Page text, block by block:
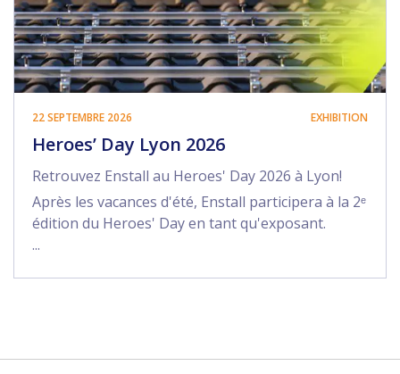
22 SEPTEMBRE 2026 EXHIBITION
Heroes’ Day Lyon 2026
Retrouvez Enstall au Heroes' Day 2026 à Lyon!
Après les vacances d'été, Enstall participera à la 2ᵉ
édition du Heroes' Day en tant qu'exposant.
...